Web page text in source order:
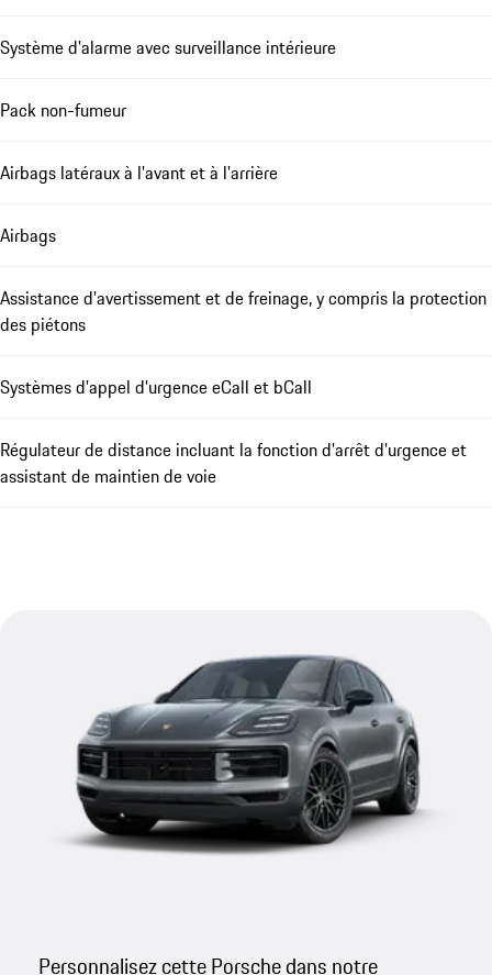
Système d'alarme avec surveillance intérieure
Pack non-fumeur
Airbags latéraux à l'avant et à l'arrière
Airbags
Assistance d'avertissement et de freinage, y compris la protection
des piétons
Systèmes d'appel d'urgence eCall et bCall
Régulateur de distance incluant la fonction d'arrêt d'urgence et
assistant de maintien de voie
Personnalisez cette Porsche dans notre